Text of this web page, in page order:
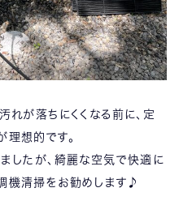
れが落ちにくくなる前に、定
想的です。
したが、綺麗な空気で快適に
機清掃をお勧めします♪